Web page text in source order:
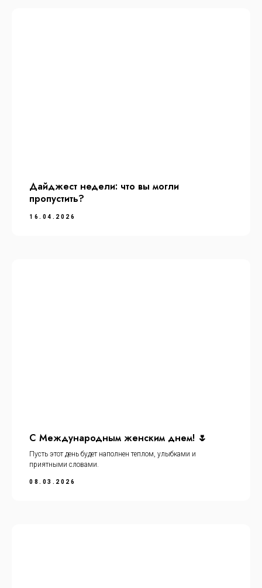
Дайджест недели: что вы могли
пропустить?
16.04.2026
С Международным женским днем! 🌷
Пусть этот день будет наполнен теплом, улыбками и
приятными словами.
08.03.2026